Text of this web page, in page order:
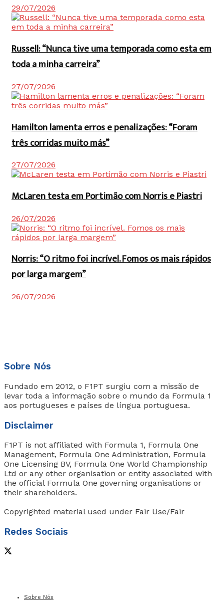
29/07/2026
Russell: “Nunca tive uma temporada como esta em
toda a minha carreira”
27/07/2026
Hamilton lamenta erros e penalizações: “Foram
três corridas muito más”
27/07/2026
McLaren testa em Portimão com Norris e Piastri
26/07/2026
Norris: “O ritmo foi incrível. Fomos os mais rápidos
por larga margem”
26/07/2026
Sobre Nós
Fundado em 2012, o F1PT surgiu com a missão de
levar toda a informação sobre o mundo da Formula 1
aos portugueses e países de língua portuguesa.
Disclaimer
F1PT is not affiliated with Formula 1, Formula One
Management, Formula One Administration, Formula
One Licensing BV, Formula One World Championship
Ltd or any other organisation or entity associated with
the official Formula One governing organisations or
their shareholders.
Copyrighted material used under Fair Use/Fair
Redes Sociais
Sobre Nós